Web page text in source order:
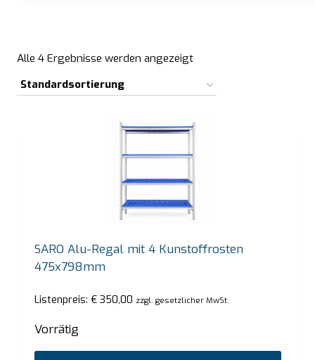
Alle 4 Ergebnisse werden angezeigt
SARO Alu-Regal mit 4 Kunstoffrosten
475x798mm
Listenpreis: €350,00 zzgl. gesetzlicher MwSt.
Vorrätig